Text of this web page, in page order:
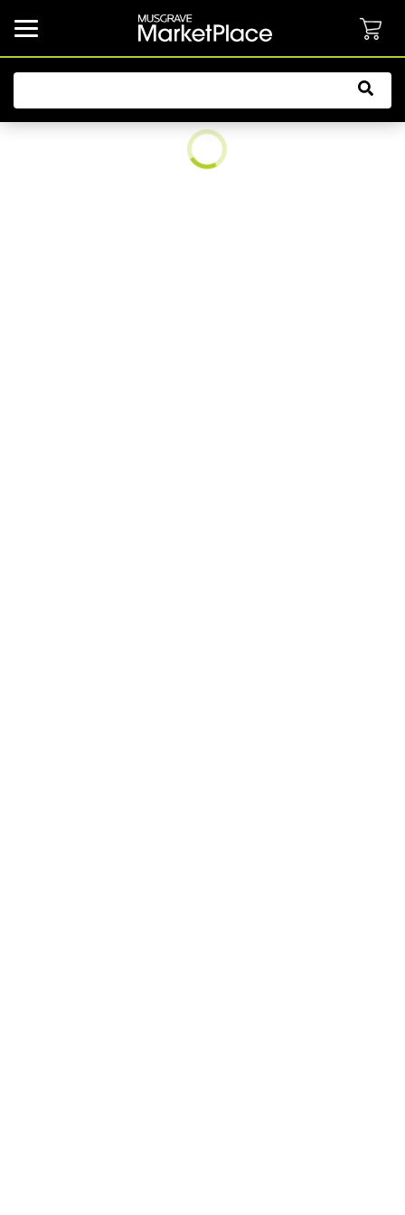
common.button.navbarCollapsed.text